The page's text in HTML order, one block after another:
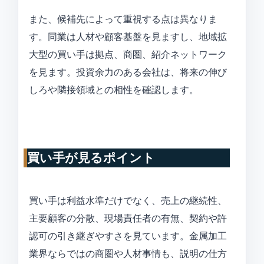
また、候補先によって重視する点は異なりま
す。同業は人材や顧客基盤を見ますし、地域拡
大型の買い手は拠点、商圏、紹介ネットワーク
を見ます。投資余力のある会社は、将来の伸び
しろや隣接領域との相性を確認します。
買い手が見るポイント
買い手は利益水準だけでなく、売上の継続性、
主要顧客の分散、現場責任者の有無、契約や許
認可の引き継ぎやすさを見ています。金属加工
業界ならではの商圏や人材事情も、説明の仕方